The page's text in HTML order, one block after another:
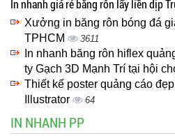
In nhanh giá rẻ băng rôn lấy liền dịp
Xưởng in băng rôn bóng đá
TPHCM
3611
In nhanh băng rôn hiflex
ty Gạch 3D Mạnh Trí tại hội
Thiết kế poster quảng cáo
Illustrator
64
IN NHANH PP